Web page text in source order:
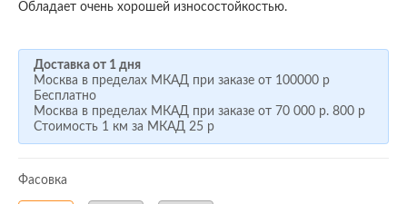
Обладает очень хорошей износостойкостью.
Доставка от 1 дня
Москва в пределах МКАД при заказе от 100000 р
Бесплатно
Москва в пределах МКАД при заказе от 70 000 р. 800 р
Стоимость 1 км за МКАД 25 р
Фасовка